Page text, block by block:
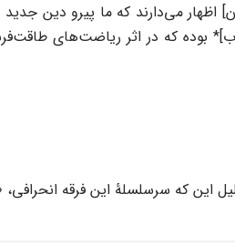
اظهار می‌دارند که ما پیرو دین
بوده که در اثر ریاضت‌های
این که سرسلسلۀ این فرقه انحرافی،